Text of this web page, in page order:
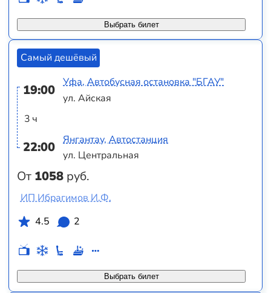
Выбрать билет
Самый дешёвый
19:00
3 ч
22:00
От 1058 руб.
Уфа, Автобусная остановка "БГАУ"
ул. Айская
Янгантау, Автостанция
ул. Центральная
Выбрать билет
ИП Ибрагимов И.Ф.
4.5
2